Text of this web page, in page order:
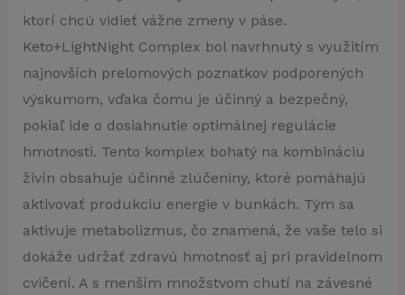
ktorí chcú vidieť vážne zmeny v páse.
Keto+LightNight Complex bol navrhnutý s využitím
najnovších prelomových poznatkov podporených
výskumom, vďaka čomu je účinný a bezpečný,
pokiaľ ide o dosiahnutie optimálnej regulácie
hmotnosti. Tento komplex bohatý na kombináciu
živín obsahuje účinné zlúčeniny, ktoré pomáhajú
aktivovať produkciu energie v bunkách. Tým sa
aktivuje metabolizmus, čo znamená, že vaše telo si
dokáže udržať zdravú hmotnosť aj pri pravidelnom
cvičení. A s menším množstvom chutí na závesné